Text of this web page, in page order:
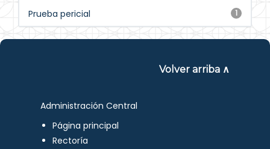
1
Prueba pericial
Volver arriba ∧
Administración Central
Página principal
Rectoría